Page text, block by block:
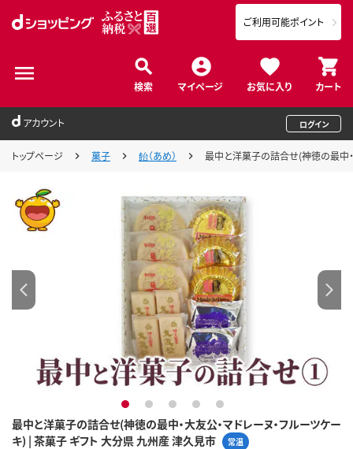
検索 マイページ お気に入り カート
ご利用可能ポイント
アカウント ログイン
トップページ 菓子 飴（あめ） 最中と洋菓子の詰合せ(神徳の最中
最中と洋菓子の詰合せ(神徳の最中・大友公・マドレーヌ・フルーツケー
キ) | 茶菓子 ギフト 大分県 九州産 津久見市
常温
1 2 3 4 5